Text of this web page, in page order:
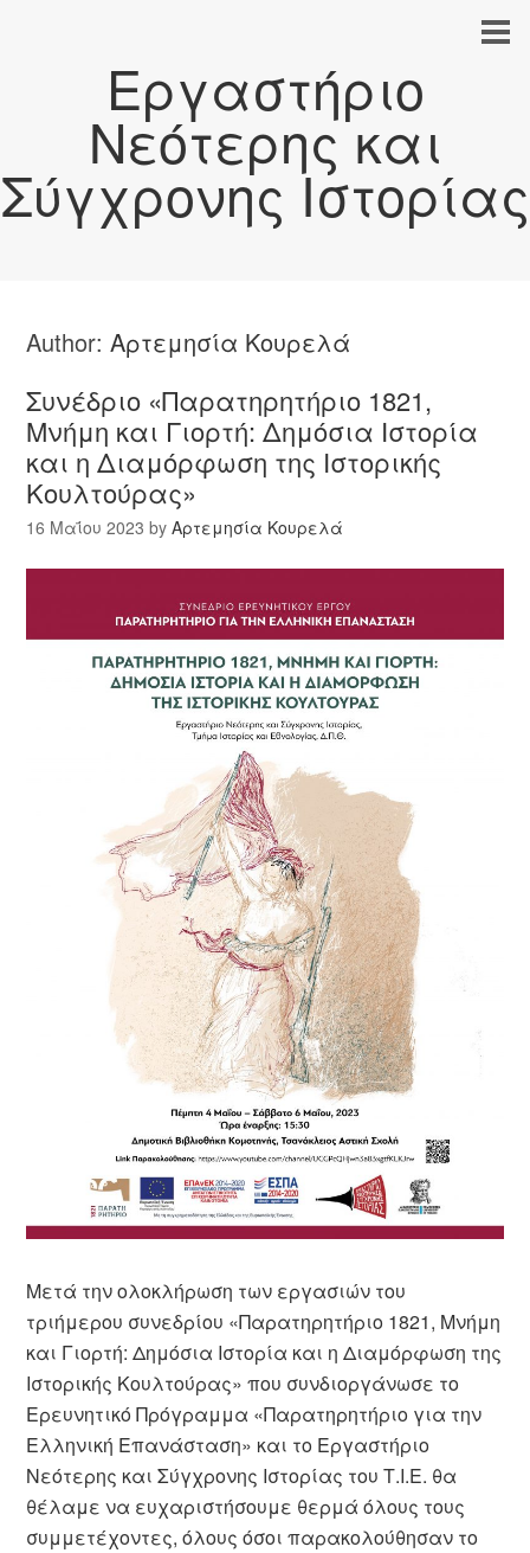
Εργαστήριο
Νεότερης και
Σύγχρονης Ιστορίας
Author:Αρτεμησία Κουρελά
Συνέδριο «Παρατηρητήριο 1821,
Μνήμη και Γιορτή: Δημόσια Ιστορία
και η Διαμόρφωση της Ιστορικής
Κουλτούρας»
16 Μαΐου 2023 byΑρτεμησία Κουρελά
Μετά την ολοκλήρωση των εργασιών του
τριήμερου συνεδρίου «Παρατηρητήριο 1821, Μνήμη
και Γιορτή: Δημόσια Ιστορία και η Διαμόρφωση της
Ιστορικής Κουλτούρας» που συνδιοργάνωσε το
Ερευνητικό Πρόγραμμα «Παρατηρητήριο για την
Ελληνική Επανάσταση» και το Εργαστήριο
Νεότερης και Σύγχρονης Ιστορίας του Τ.Ι.Ε. θα
θέλαμε να ευχαριστήσουμε θερμά όλους τους
συμμετέχοντες, όλους όσοι παρακολούθησαν το